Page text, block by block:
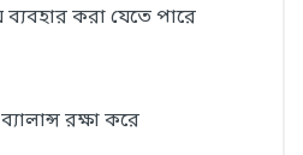
ব্যবহার করা যেতে পারে
রক্ষা করে